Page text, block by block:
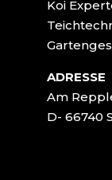
Koi
ADRESSE
Am
D- 66740